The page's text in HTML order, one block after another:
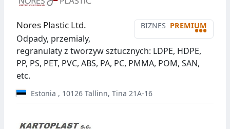
BIZNES PREMIUM
•••
Nores Plastic Ltd.
Odpady, przemialy,
regranulaty z tworzyw sztucznych: LDPE, HDPE,
PP, PS, PET, PVC, ABS, PA, PC, PMMA, POM, SAN,
etc.
Estonia , 10126 Tallinn, Tina 21A-16